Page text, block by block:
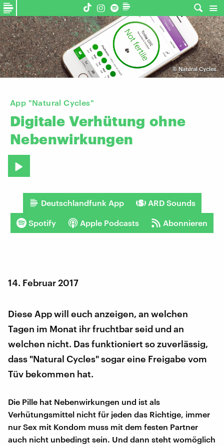
©Natural Cycles
App "Natural Cycles"
Digitale Verhütung ohne
Nebenwirkungen
Deutschlandfunk App ARD Sounds
Spotify Apple Podcasts Abonnieren
14. Februar 2017
Diese App will euch anzeigen, an welchen
Tagen im Monat ihr fruchtbar seid und an
welchen nicht. Das funktioniert so zuverlässig,
dass "Natural Cycles" sogar eine Freigabe vom
Tüv bekommen hat.
Die Pille hat Nebenwirkungen und ist als
Verhütungsmittel nicht für jeden das Richtige, immer
nur Sex mit Kondom muss mit dem festen Partner
auch nicht unbedingt sein. Und dann steht womöglich